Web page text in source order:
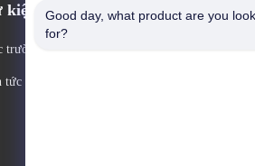
kiện
trường hợp
tức
Lời yêu cầu Một
Good day, what product are you
for?